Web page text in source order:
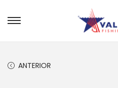
ANTERIOR